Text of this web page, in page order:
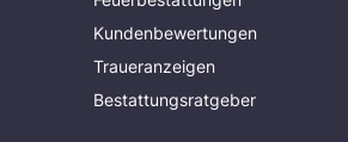
Kundenbewertungen
Traueranzeigen
Bestattungsratgeber